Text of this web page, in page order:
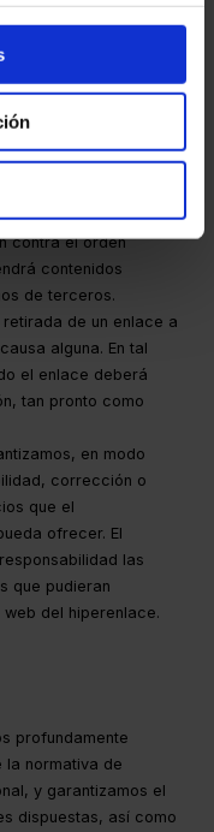
ni recomendación
página que realiza el
el hiperenlace no
que sean
a los principios éticos
contra el orden
contenidos
de terceros.
retirada de un enlace a
alguna. En tal
el enlace deberá
tan pronto como
en modo
corrección o
que el
ofrecer. El
las
que pudieran
del hiperenlace.
profundamente
la normativa de
y garantizamos el
dispuestas, así como